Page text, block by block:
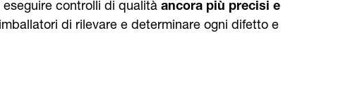
controlli di qualità ancora più precisi e
di rilevare e determinare ogni difetto e